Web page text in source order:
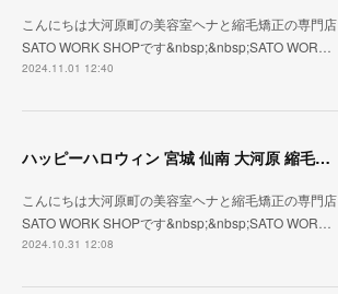
こんにちは大河原町の美容室ヘナと縮毛矯正の専門店
SATO WORK SHOPです&nbsp;&nbsp;SATO WOR…
2024.11.01 12:40
ハッピーハロウィン 宮城 仙南 大河原 縮毛矯正 髪質改善 ヘナ 美容室 SATO WORK SHOP
こんにちは大河原町の美容室ヘナと縮毛矯正の専門店
SATO WORK SHOPです&nbsp;&nbsp;SATO WOR…
2024.10.31 12:08